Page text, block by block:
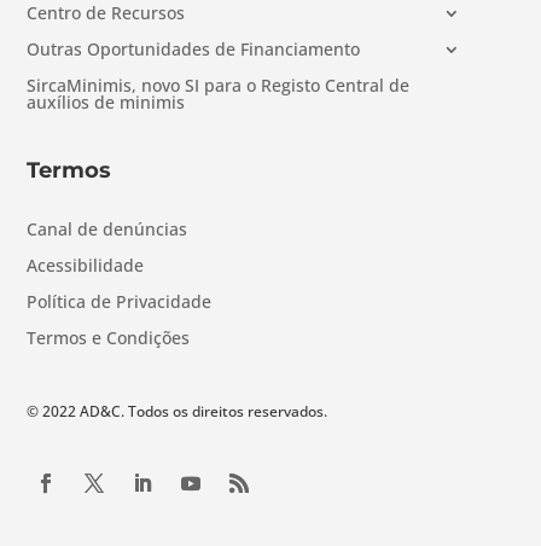
Centro de Recursos
Outras Oportunidades de Financiamento
SircaMinimis, novo SI para o Registo Central de
auxílios de minimis
Termos
Canal de denúncias
Acessibilidade
Política de Privacidade
Termos e Condições
© 2022 AD&C. Todos os direitos reservados.